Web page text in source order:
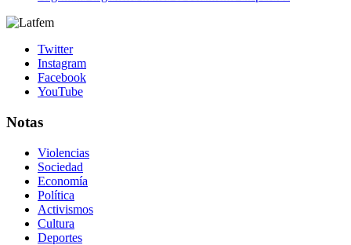
Twitter
Instagram
Facebook
YouTube
Notas
Violencias
Sociedad
Economía
Política
Activismos
Cultura
Deportes